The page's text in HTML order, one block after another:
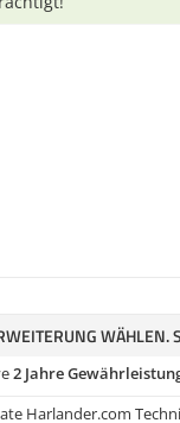
WÄHLEN.
2 Jahre
Harlander.com